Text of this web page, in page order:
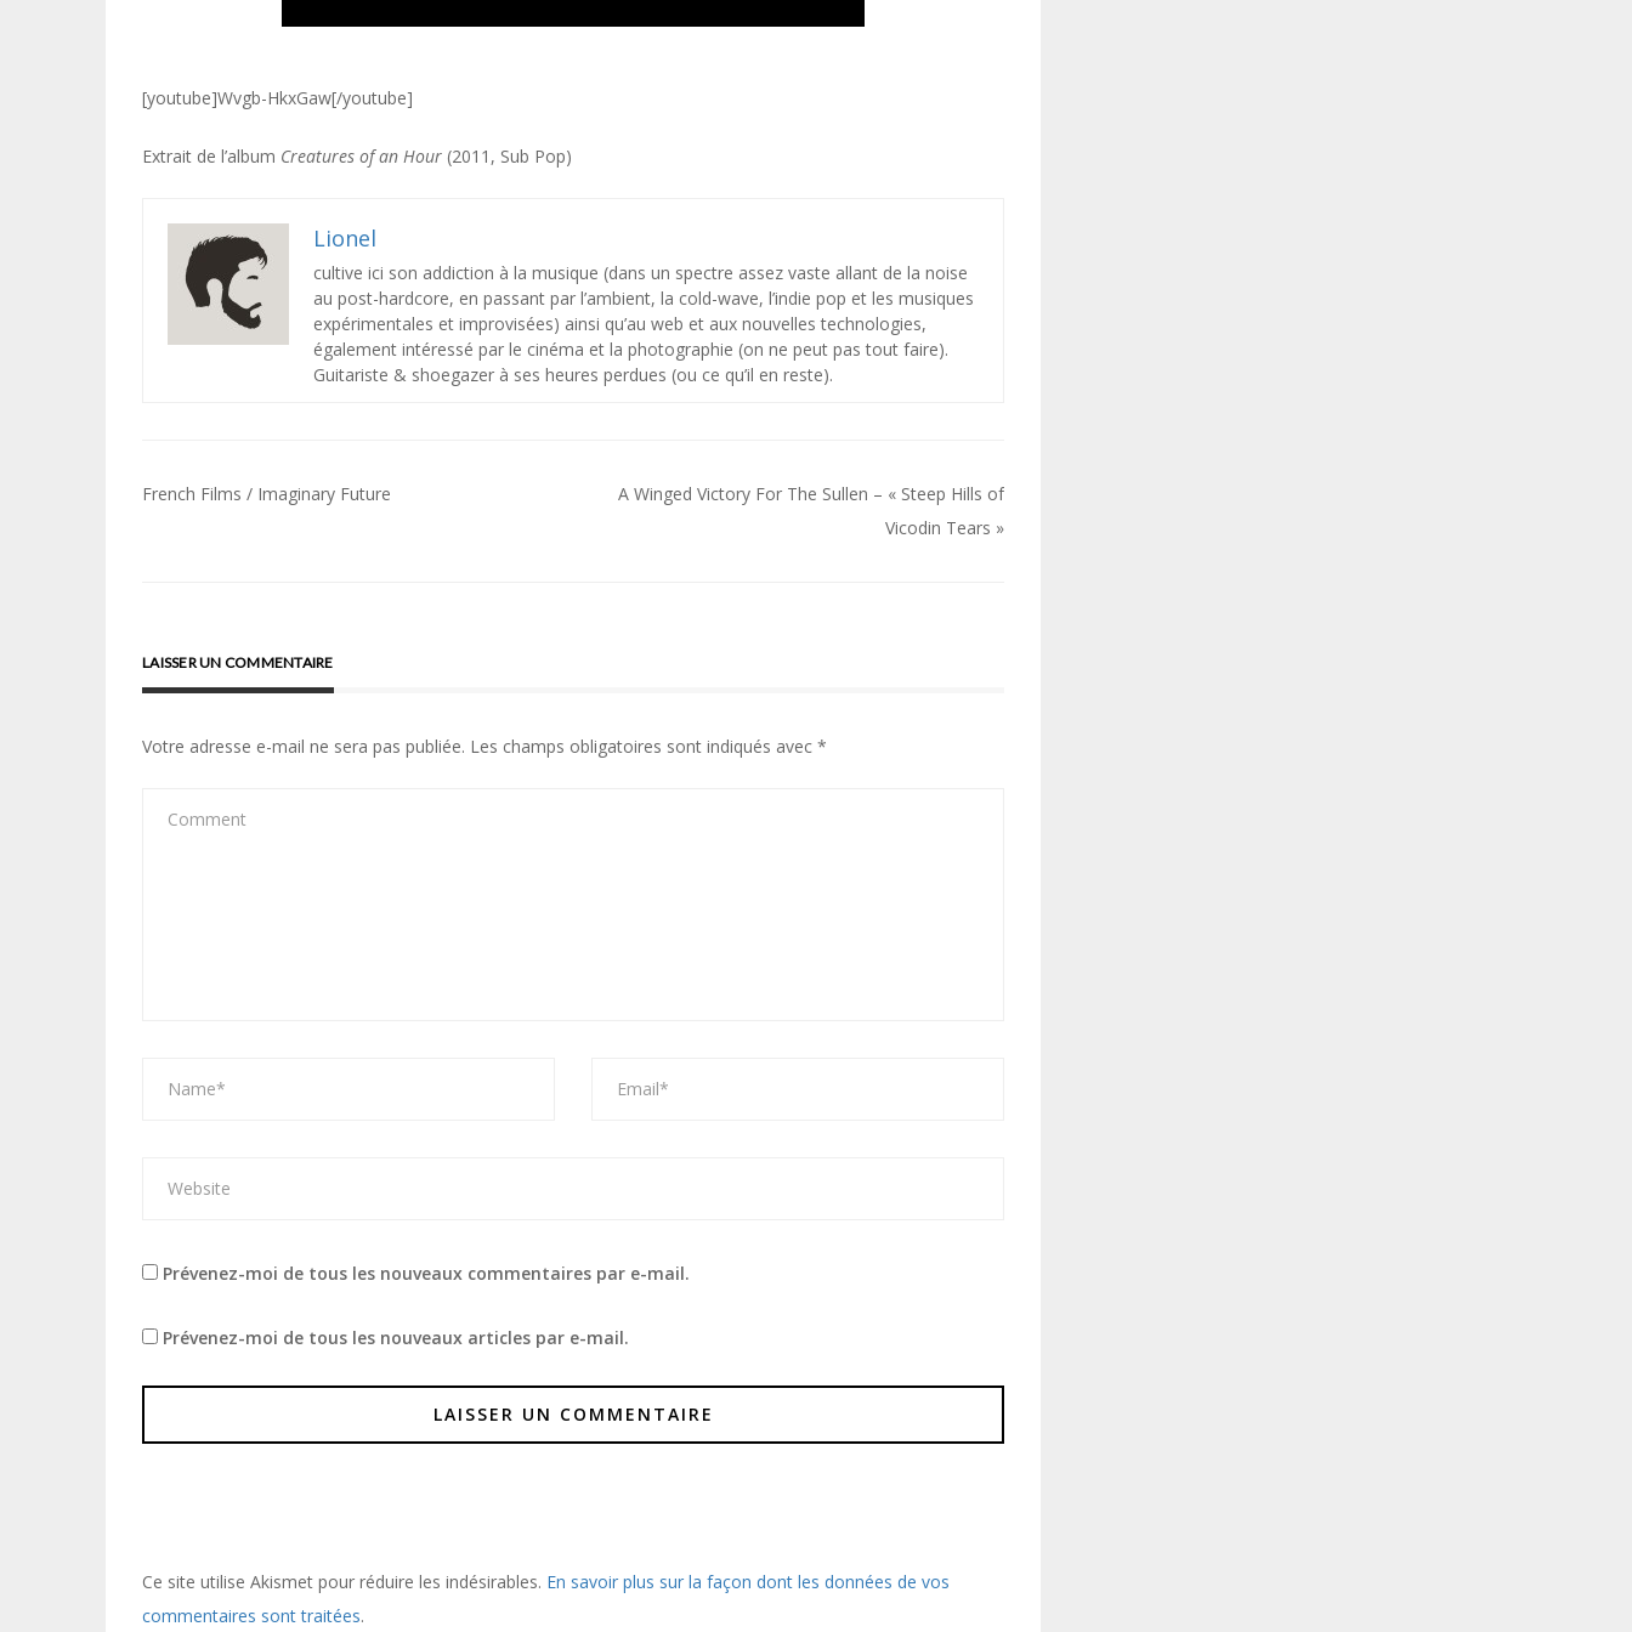
[youtube]Wvgb-HkxGaw[/youtube]
Extrait de l’album Creatures of an Hour (2011, Sub Pop)
Lionel
cultive ici son addiction à la musique (dans un spectre assez vaste allant de la noise
au post-hardcore, en passant par l’ambient, la cold-wave, l’indie pop et les musiques
expérimentales et improvisées) ainsi qu’au web et aux nouvelles technologies,
également intéressé par le cinéma et la photographie (on ne peut pas tout faire).
Guitariste & shoegazer à ses heures perdues (ou ce qu’il en reste).
Navigation
French Films / Imaginary Future
A Winged Victory For The Sullen – « Steep Hills of
Vicodin Tears »
LAISSER UN COMMENTAIRE
Votre adresse e-mail ne sera pas publiée. Les champs obligatoires sont indiqués avec *
Prévenez-moi de tous les nouveaux commentaires par e-mail.
Prévenez-moi de tous les nouveaux articles par e-mail.
Ce site utilise Akismet pour réduire les indésirables. En savoir plus sur la façon dont les données de vos
commentaires sont traitées.